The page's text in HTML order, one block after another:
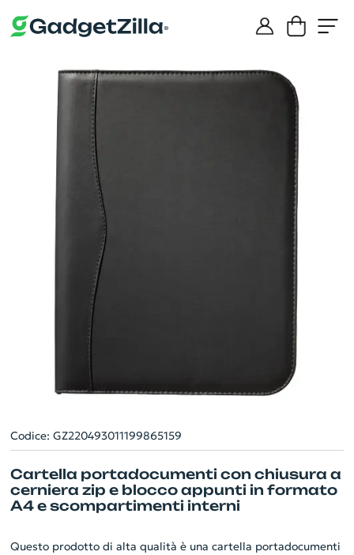
Codice: GZ220493011199865159
Cartella portadocumenti con chiusura a
cerniera zip e blocco appunti in formato
A4 e scompartimenti interni
Questo prodotto di alta qualità è una cartella portadocumenti